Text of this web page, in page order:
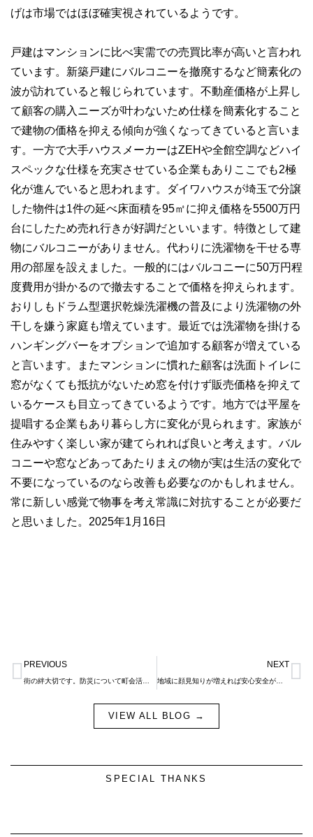
げは市場ではほぼ確実視されているようです。
戸建はマンションに比べ実需での売買比率が高いと言われ
ています。新築戸建にバルコニーを撤廃するなど簡素化の
波が訪れていると報じられています。不動産価格が上昇し
て顧客の購入ニーズが叶わないため仕様を簡素化すること
で建物の価格を抑える傾向が強くなってきていると言いま
す。一方で大手ハウスメーカーはZEHや全館空調などハイ
スペックな仕様を充実させている企業もありここでも2極
化が進んでいると思われます。ダイワハウスが埼玉で分譲
した物件は1件の延べ床面積を95㎡に抑え価格を5500万円
台にしたため売れ行きが好調だといいます。特徴として建
物にバルコニーがありません。代わりに洗濯物を干せる専
用の部屋を設えました。一般的にはバルコニーに50万円程
度費用が掛かるので撤去することで価格を抑えられます。
おりしもドラム型選択乾燥洗濯機の普及により洗濯物の外
干しを嫌う家庭も増えています。最近では洗濯物を掛ける
ハンギングバーをオプションで追加する顧客が増えている
と言います。またマンションに慣れた顧客は洗面トイレに
窓がなくても抵抗がないため窓を付けず販売価格を抑えて
いるケースも目立ってきているようです。地方では平屋を
提唱する企業もあり暮らし方に変化が見られます。家族が
住みやすく楽しい家が建てられれば良いと考えます。バル
コニーや窓などあってあたりまえの物が実は生活の変化で
不要になっているのなら改善も必要なのかもしれません。
常に新しい感覚で物事を考え常識に対抗することが必要だ
と思いました。2025年1月16日
Prev
PREVIOUS NEXT
地域に顔見知りが増えれば安心安全が増えます。地域のイベントに参加する意義。
VIEW ALL BLOG →
SPECIAL THANKS